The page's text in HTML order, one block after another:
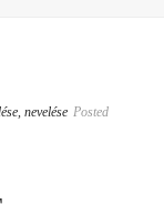
nevelése Posted